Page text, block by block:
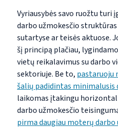
Vyriausybės savo ruožtu turi
darbo užmokesčio
sutartyse ar teisės aktuose.
šį principą plačiau,
vietų reikalavimus su darbo
sektoriuje. Be to, pastaruoju
šalių padidintas minimalusis
laikomas įtakingu
darbo užmokesčio
pirma daugiau moterų